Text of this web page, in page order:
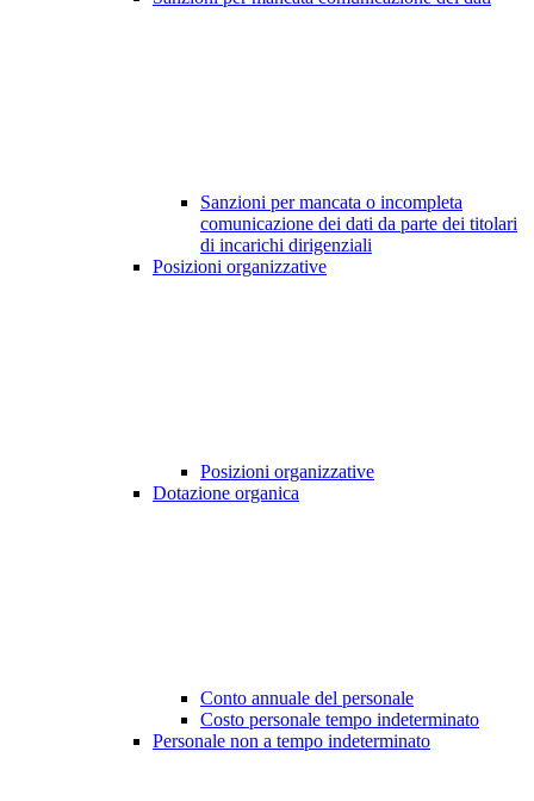
Sanzioni per mancata o incompleta
comunicazione dei dati da parte dei titolari
di incarichi dirigenziali
Posizioni organizzative
Posizioni organizzative
Dotazione organica
Conto annuale del personale
Costo personale tempo indeterminato
Personale non a tempo indeterminato